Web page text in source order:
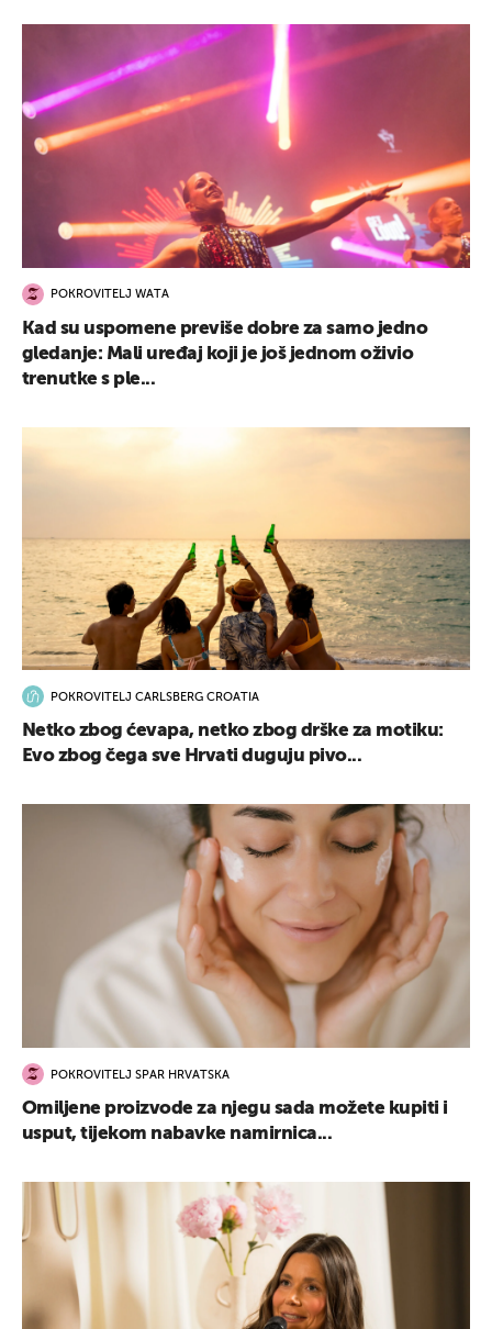
POKROVITELJ WATA
Kad su uspomene previše dobre za samo jedno
gledanje: Mali uređaj koji je još jednom oživio
trenutke s ple...
POKROVITELJ CARLSBERG CROATIA
Netko zbog ćevapa, netko zbog drške za motiku:
Evo zbog čega sve Hrvati duguju pivo...
POKROVITELJ SPAR HRVATSKA
Omiljene proizvode za njegu sada možete kupiti i
usput, tijekom nabavke namirnica...